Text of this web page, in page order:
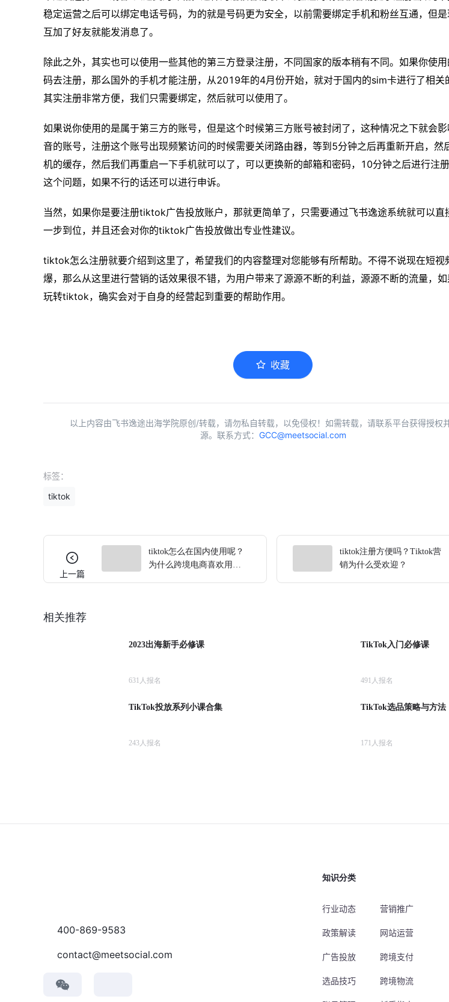
稳定运营之后可以绑定电话号码，为的就是号码更为安全，以前需要绑定手机和粉丝互通，但
互加了好友就能发消息了。
除此之外，其实也可以使用一些其他的第三方登录注册，不同国家的版本稍有不同。如果你使
码去注册，那么国外的手机才能注册，从2019年的4月份开始，就对于国内的sim卡进行了相关
其实注册非常方便，我们只需要绑定，然后就可以使用了。
如果说你使用的是属于第三方的账号，但是这个时候第三方账号被封闭了，这种情况之下就会
音的账号，注册这个账号出现频繁访问的时候需要关闭路由器，等到5分钟之后再重新开启，然
机的缓存，然后我们再重启一下手机就可以了，可以更换新的邮箱和密码，10分钟之后进行注
这个问题，如果不行的话还可以进行申诉。
当然，如果你是要注册tiktok广告投放账户，那就更简单了，只需要通过飞书逸途系统就可以直
一步到位，并且还会对你的tiktok广告投放做出专业性建议。
tiktok怎么注册就要介绍到这里了，希望我们的内容整理对您能够有所帮助。不得不说现在短视
爆，那么从这里进行营销的话效果很不错，为用户带来了源源不断的利益，源源不断的流量，
玩转tiktok，确实会对于自身的经营起到重要的帮助作用。
收藏
以上内容由飞书逸途出海学院原创/转载，请勿私自转载，以免侵权！如需转载，请联系平台获得授权
源。联系方式： GCC@meetsocial.com
标签：
tiktok
上一篇
tiktok怎么在国内使用呢？
为什么跨境电商喜欢用
tiktok注册方便吗？Tiktok营
销为什么受欢迎？
相关推荐
2023出海新手必修课
631 人报名
TikTok入门必修课
491 人报名
TikTok投放系列小课合集
243人报名
TikTok选品策略与方法
171 人报名
400-869-9583
contact@meetsocial.com
知识分类
行业动态 营销推广
政策解读 网站运营
广告投放 跨境支付
选品技巧 跨境物流